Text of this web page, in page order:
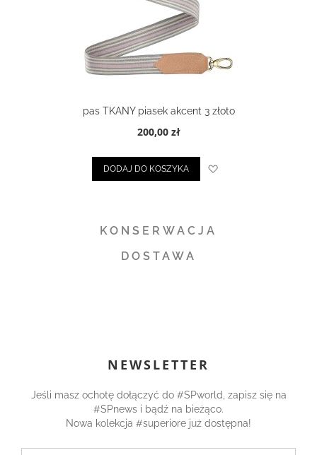
pas TKANY piasek akcent 3 złoto
200,00 zł
DODAJ DO KOSZYKA
KONSERWACJA
DOSTAWA
NEWSLETTER
Jeśli masz ochotę dołączyć do #SPworld, zapisz się na
#SPnews i bądź na bieżąco.
Nowa kolekcja #superiore już dostępna!